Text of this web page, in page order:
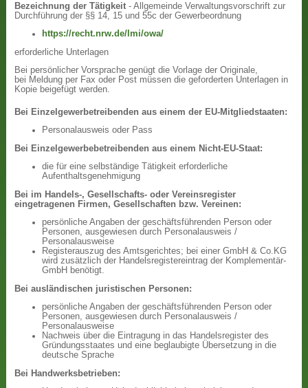
Bezeichnung der Tätigkeit - Allgemeinde Verwaltungsvorschrift zur
Durchführung der §§ 14, 15 und 55c der Gewerbeordnung
https://recht.nrw.de/lmi/owa/
erforderliche Unterlagen
Bei persönlicher Vorsprache genügt die Vorlage der Originale,
bei Meldung per Fax oder Post müssen die geforderten Unterlagen in
Kopie beigefügt werden.
Bei Einzelgewerbetreibenden aus einem der EU-Mitgliedstaaten:
Personalausweis oder Pass
Bei Einzelgewerbebetreibenden aus einem Nicht-EU-Staat:
die für eine selbständige Tätigkeit erforderliche
Aufenthaltsgenehmigung
Bei im Handels-, Gesellschafts- oder Vereinsregister
eingetragenen Firmen, Gesellschaften bzw. Vereinen:
persönliche Angaben der geschäftsführenden Person oder
Personen, ausgewiesen durch Personalausweis /
Personalausweise
Registerauszug des Amtsgerichtes; bei einer GmbH & Co.KG
wird zusätzlich der Handelsregistereintrag der Komplementär-
GmbH benötigt.
Bei ausländischen juristischen Personen:
persönliche Angaben der geschäftsführenden Person oder
Personen, ausgewiesen durch Personalausweis /
Personalausweise
Nachweis über die Eintragung in das Handelsregister des
Gründungsstaates und eine beglaubigte Übersetzung in die
deutsche Sprache
Bei Handwerksbetrieben: